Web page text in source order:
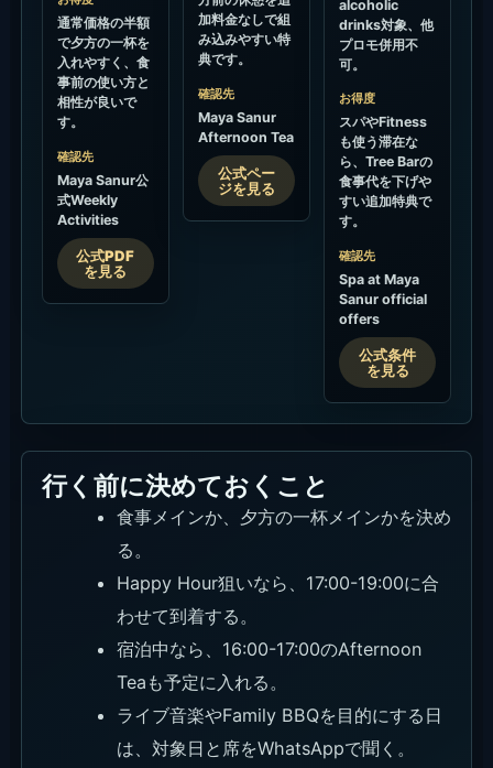
通常価格の半額
で夕方の一杯を
入れやすく、食
事前の使い方と
相性が良いで
す。
確認先
Maya Sanur公
式Weekly
Activities
公式PDF
を見る
加料金なしで組
み込みやすい特
典です。
確認先
Maya Sanur
Afternoon Tea
公式ペー
ジを見る
alcoholic
drinks対象、他
プロモ併用不
可。
お得度
スパやFitness
も使う滞在な
ら、Tree Barの
食事代を下げや
すい追加特典で
す。
確認先
Spa at Maya
Sanur official
offers
公式条件
を見る
行く前に決めておくこと
食事メインか、夕方の一杯メインかを決め
る。
Happy Hour狙いなら、17:00-19:00に合
わせて到着する。
宿泊中なら、16:00-17:00のAfternoon
Teaも予定に入れる。
ライブ音楽やFamily BBQを目的にする日
は、対象日と席をWhatsAppで聞く。